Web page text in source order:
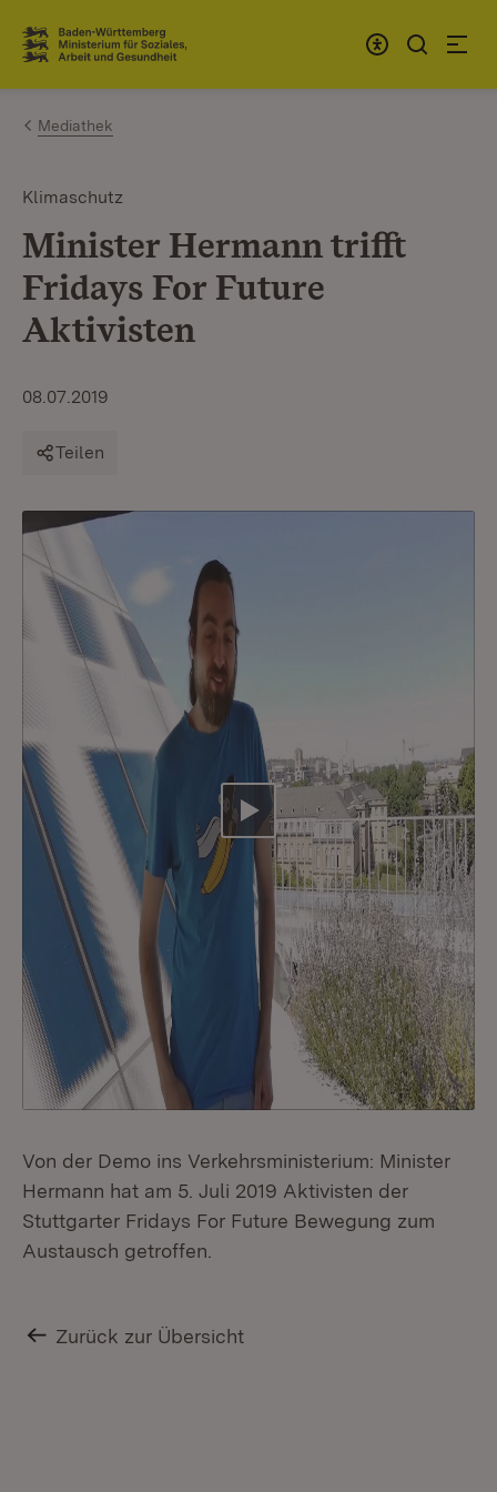
Zum Inhalt springen
Link zur Startseite
Mediathek
Klimaschutz
Minister Hermann trifft
Fridays For Future
Aktivisten
08.07.2019
Teilen
Video abspielen
Von der Demo ins Verkehrsministerium: Minister
Hermann hat am 5. Juli 2019 Aktivisten der
Stuttgarter Fridays For Future Bewegung zum
Austausch getroffen.
Zurück zur Übersicht